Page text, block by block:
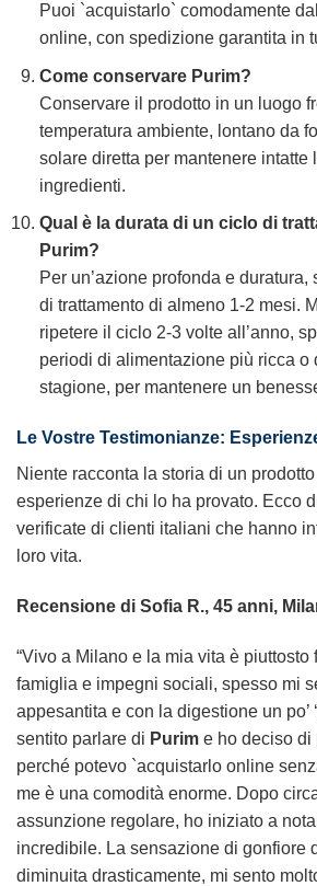
Puoi `acquistarlo` comodamente
online, con spedizione garantita in
Come conservare Purim?
Conservare il prodotto in un luogo
temperatura ambiente, lontano da
solare diretta per mantenere intatte
ingredienti.
Qual è la durata di un ciclo di
Purim?
Per un’azione profonda e
di trattamento di almeno 1-2 mesi.
ripetere il ciclo 2-3 volte all’anno,
periodi di alimentazione più ricca o
stagione, per mantenere un
Le Vostre Testimonianze:
Niente racconta la storia di un
esperienze di chi lo ha provato. Ecco
verificate di clienti italiani che hanno
loro vita.
Recensione di Sofia R., 45 anni,
“Vivo a Milano e la mia vita è piuttosto
famiglia e impegni sociali, spesso mi
appesantita e con la digestione un po’
sentito parlare di Purim e ho deciso di
perché potevo `acquistarlo online
me è una comodità enorme. Dopo
assunzione regolare, ho iniziato a
incredibile. La sensazione di gonfiore
diminuita drasticamente, mi sento